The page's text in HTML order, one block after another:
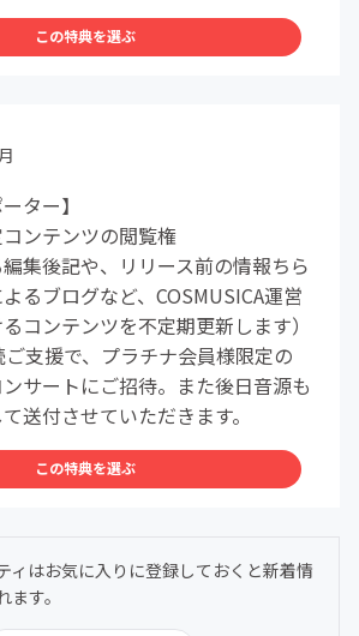
この特典を選ぶ
ター】
ンテンツの閲覧権
編集後記や、リリース前の情報ちら
るブログなど、COSMUSICA運営
コンテンツを不定期更新します）
ご支援で、プラチナ会員様限定の
サートにご招待。また後日音源も
送付させていただきます。
この特典を選ぶ
ィはお気に入りに登録しておくと新着情
す。